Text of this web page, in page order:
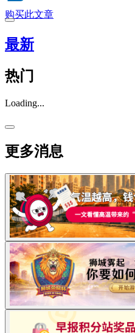
购买此文章
最新
热门
Loading...
更多消息